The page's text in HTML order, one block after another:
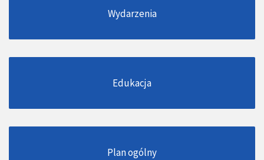
Wydarzenia
Edukacja
Plan ogólny